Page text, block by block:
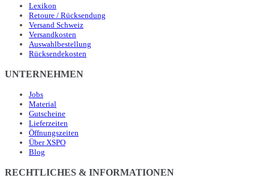
Lexikon
Retoure / Rücksendung
Versand Schweiz
Versandkosten
Auswahlbestellung
Rücksendekosten
UNTERNEHMEN
Jobs
Material
Gutscheine
Lieferzeiten
Öffnungszeiten
Über XSPO
Blog
RECHTLICHES & INFORMATIONEN